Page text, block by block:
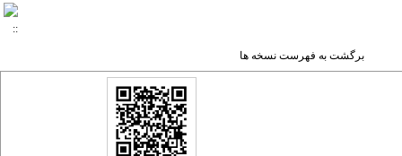
برگشت به فهرست نسخه ها